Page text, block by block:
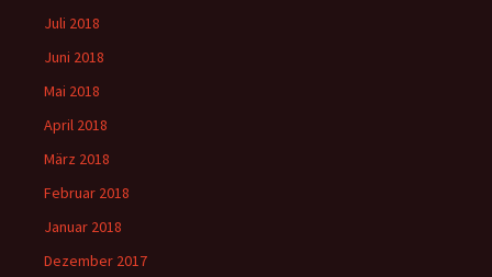
Juli 2018
Juni 2018
Mai 2018
April 2018
März 2018
Februar 2018
Januar 2018
Dezember 2017